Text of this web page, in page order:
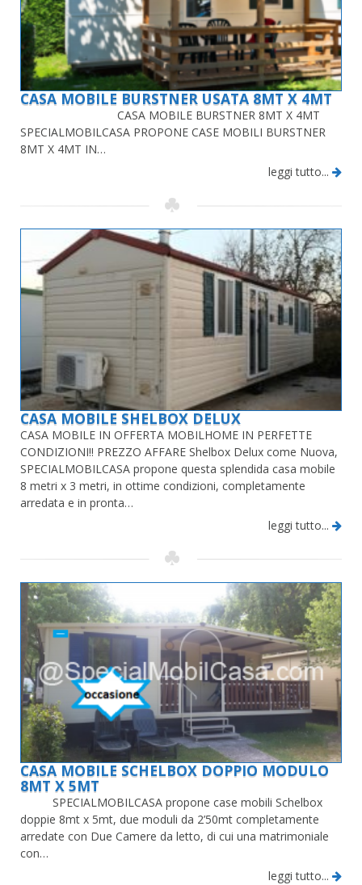
CASA MOBILE BURSTNER USATA 8MT X 4MT
CASA MOBILE BURSTNER 8MT X 4MT
SPECIALMOBILCASA PROPONE CASE MOBILI BURSTNER
8MT X 4MT IN…
leggi tutto...
CASA MOBILE SHELBOX DELUX
CASA MOBILE IN OFFERTA MOBILHOME IN PERFETTE
CONDIZIONI!! PREZZO AFFARE Shelbox Delux come Nuova,
SPECIALMOBILCASA propone questa splendida casa mobile
8 metri x 3 metri, in ottime condizioni, completamente
arredata e in pronta…
leggi tutto...
CASA MOBILE SCHELBOX DOPPIO MODULO
8MT X 5MT
SPECIALMOBILCASA propone case mobili Schelbox
doppie 8mt x 5mt, due moduli da 2’50mt completamente
arredate con Due Camere da letto, di cui una matrimoniale
con…
leggi tutto...